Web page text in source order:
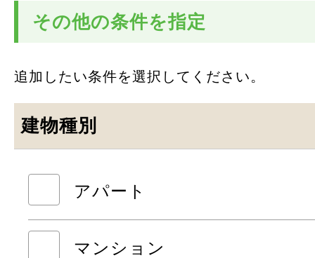
その他の条件を指定
追加したい条件を選択してください。
建物種別
アパート
マンション